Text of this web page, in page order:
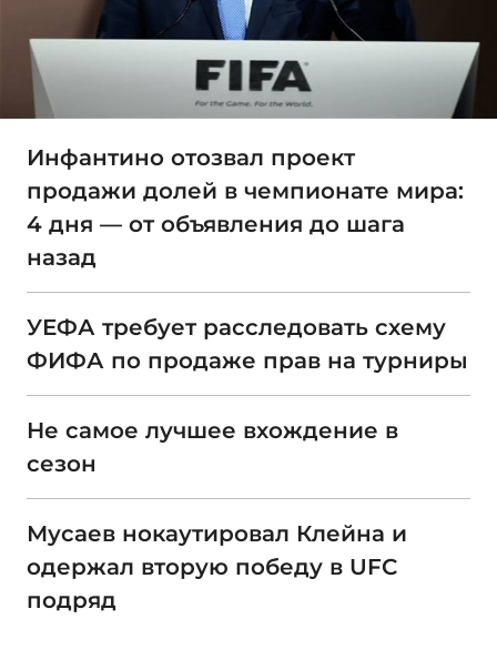
Инфантино отозвал проект
продажи долей в чемпионате мира:
4 дня — от объявления до шага
назад
УЕФА требует расследовать схему
ФИФА по продаже прав на турниры
Не самое лучшее вхождение в
сезон
Мусаев нокаутировал Клейна и
одержал вторую победу в UFC
подряд